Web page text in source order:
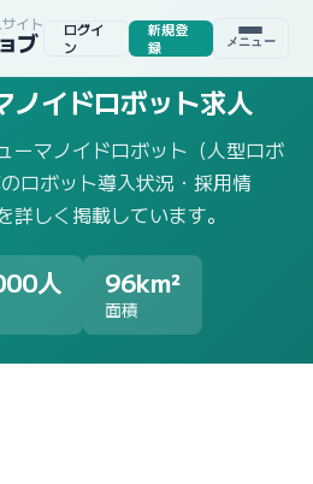
イト
ブ
ログイ
ン
新規登
録
メニュー
す/佐賀県/
ノイドロボット求人
ーマノイドロボット（人型ロボ
ロボット導入状況・採用情
しく掲載しています。
人 96km²
面積